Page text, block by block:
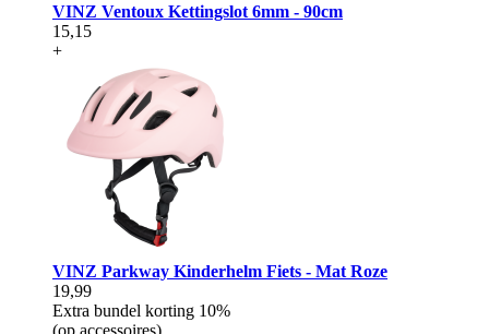
VINZ Ventoux Kettingslot 6mm - 90cm
15,15
+
VINZ Parkway Kinderhelm Fiets - Mat Roze
19,99
Extra bundel korting 10%
(op accessoires)